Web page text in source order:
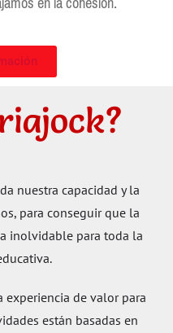
nuestra capacidad y la
para conseguir que la
inolvidable para toda la
experiencia de valor para
están basadas en